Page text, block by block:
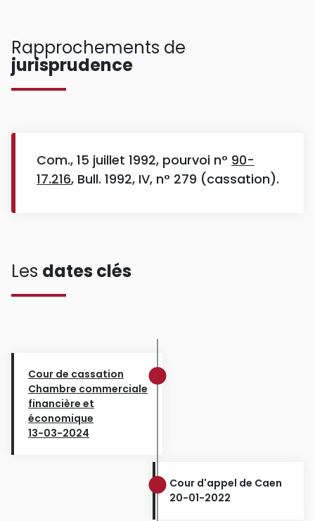
Rapprochements de
jurisprudence
Com., 15 juillet 1992, pourvoi n° 90-
17.216, Bull. 1992, IV, n° 279 (cassation).
Les dates clés
Cour de cassation
Chambre commerciale
financière et
économique
13-03-2024
Cour d'appel de Caen
20-01-2022